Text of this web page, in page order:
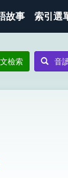
故事 索引選
檢索 音